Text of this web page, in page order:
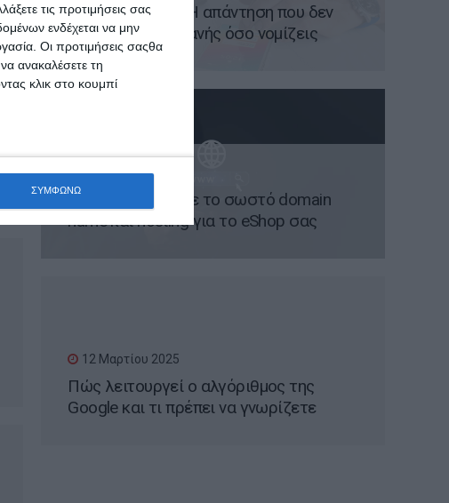
τις προτιμήσεις σας
ενδέχεται να μην
Οι προτιμήσεις σαςθα
ανακαλέσετε τη
κλικ στο κουμπί
ΣΥΜΦΩΝΩ
App Vs Website; Η απάντηση που δεν
είναι τόσο προφανής όσο νομίζεις
17 Μαρτίου 2025
Πώς να επιλέξετε το σωστό domain
name και hosting για το eShop σας
12 Μαρτίου 2025
Πώς λειτουργεί ο αλγόριθμος της
Google και τι πρέπει να γνωρίζετε